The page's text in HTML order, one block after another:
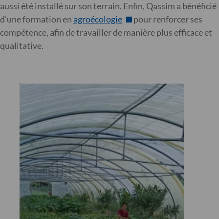
aussi été installé sur son terrain. Enfin, Qassim a bénéficié
d’une formation en agroécologie
pour renforcer ses
compétence, afin de travailler de manière plus efficace et
qualitative.